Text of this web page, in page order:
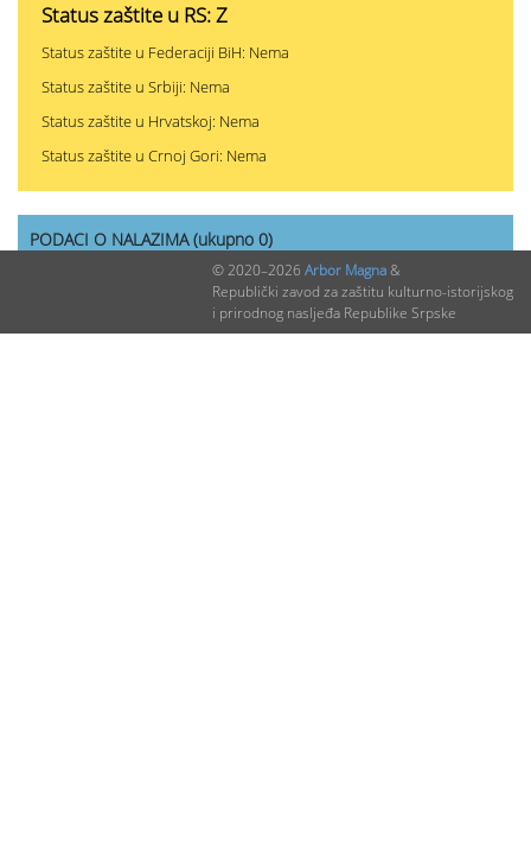
Status zaštite u RS: Z
Status zaštite u Federaciji BiH: Nema
Status zaštite u Srbiji: Nema
Status zaštite u Hrvatskoj: Nema
Status zaštite u Crnoj Gori: Nema
PODACI O NALAZIMA (ukupno 0)
0
Publikovanih nalaza:0
© 2020–2026 Arbor Magna&
Republički zavod za zaštitu kulturno-istorijskog
i prirodnog nasljeđa Republike Srpske